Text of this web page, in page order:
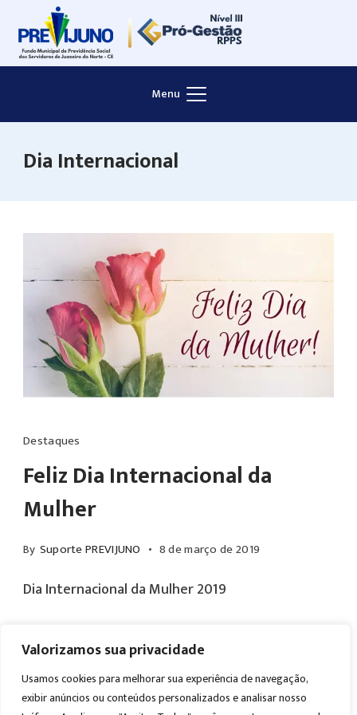
Valorizamos sua privacidade
Usamos cookies para melhorar sua experiência de navegação,
exibir anúncios ou conteúdos personalizados e analisar nosso
content
Menu
Dia Internacional
Destaques
Feliz Dia Internacional da
Mulher
By Suporte PREVIJUNO 8 de março de 2019
Dia Internacional da Mulher 2019
Read More